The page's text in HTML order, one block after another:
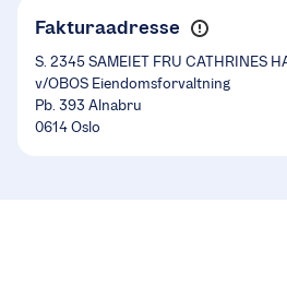
Fakturaadresse
S. 2345 SAMEIET FRU CATHRINES
v/OBOS Eiendomsforvaltning
Pb. 393 Alnabru
0614 Oslo